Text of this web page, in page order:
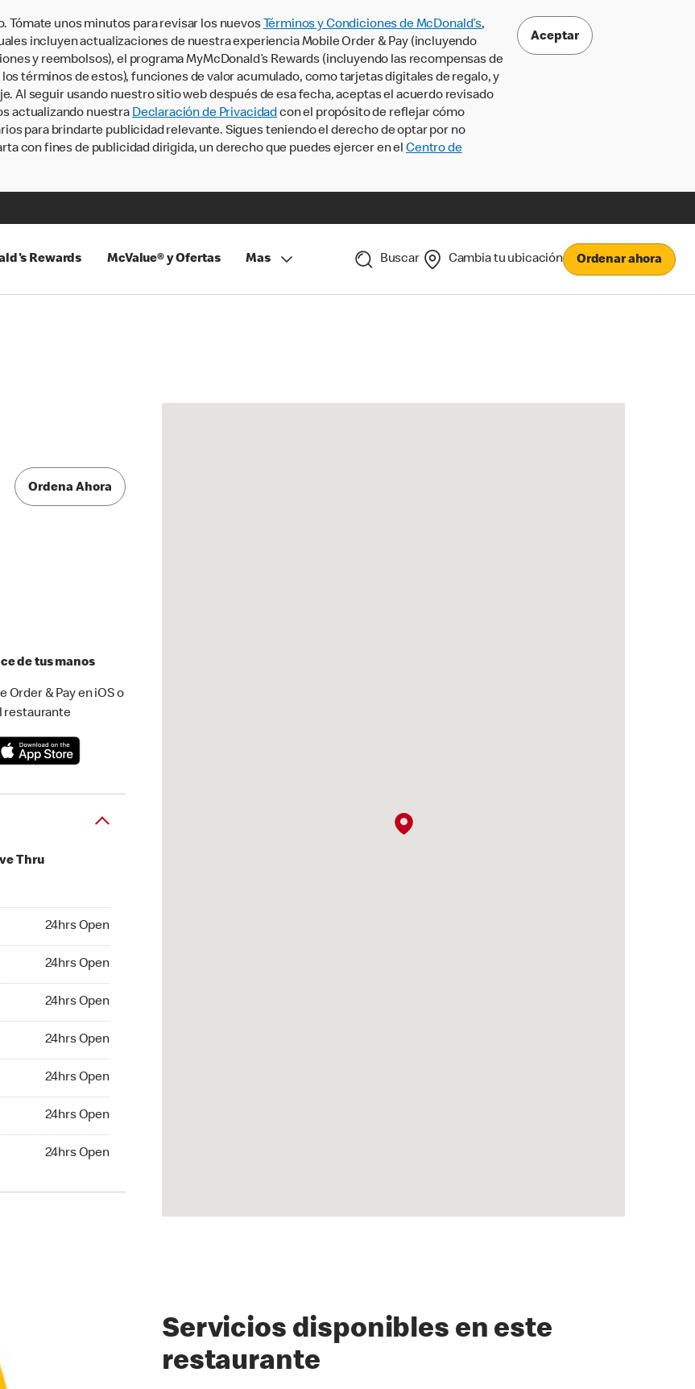
Tómate unos minutos para revisar los nuevos Términos y Condiciones de McDonald’s,
incluyen actualizaciones de nuestra experiencia Mobile Order & Pay (incluyendo
y reembolsos), el programa MyMcDonald’s Rewards (incluyendo las recompensas de
términos de estos), funciones de valor acumulado, como tarjetas digitales de regalo, y
Al seguir usando nuestro sitio web después de esa fecha, aceptas el acuerdo revisado
actualizando nuestra Declaración de Privacidadcon el propósito de reflejar cómo
para brindarte publicidad relevante. Sigues teniendo el derecho de optar por no
con fines de publicidad dirigida, un derecho que puedes ejercer en el Centro de
Aceptar
Rewards McValue® y Ofertas Mas Buscar Cambia tu ubicación Ordenar ahora
Ordena Ahora
de tus manos
Order & Pay en iOS o
restaurante
Thru
24hrs Open
24hrs Open
24hrs Open
24hrs Open
24hrs Open
24hrs Open
24hrs Open
Servicios disponibles en este
restaurante